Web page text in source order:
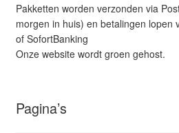
Pakketten worden verzonden via
morgen in huis) en betalingen lopen
of SofortBanking
Onze website wordt groen gehost.
Pagina’s